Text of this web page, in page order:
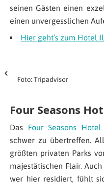
seinen Gästen einen
einen unvergesslichen
Hier geht’s zum Hotel
Foto: Tripadvisor
Four Seasons
Das Four Seasons Hotel
schwer zu übertreffen.
größten privaten Parks
majestätischen Flair.
wer hier residiert, fühlt